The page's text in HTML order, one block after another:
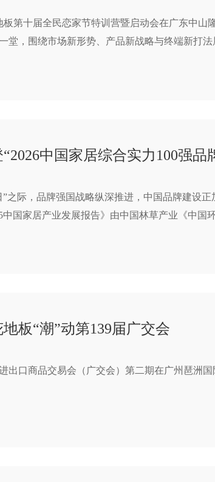
板第十届全民恋家节特训营暨启动会在广东中山
堂，围绕市场新形势、产品新战略与终端新打
中国家居综合实力100强品
之际，品牌强国战略纵深推进，中国品牌建设正
中国家居产业发展报告》由中国林草产业《中国
卓越的创新能力与行业标杆地位成功上榜。
板“潮”动第139届广交会
出口商品交易会（广交会）第二期在广州琶洲国